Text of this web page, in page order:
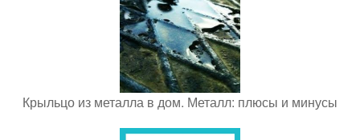
Крыльцо из металла в дом. Металл: плюсы и минусы